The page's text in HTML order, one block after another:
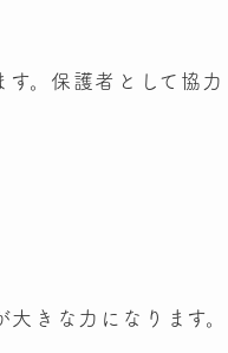
。保護者として協力
きな力になります。